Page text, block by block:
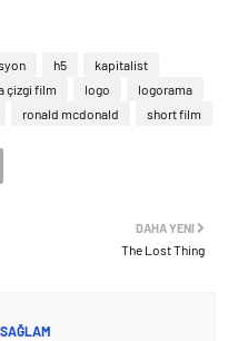
h5
kapitalist
çizgi film logo
logorama
ronald mcdonald short film
DAHA YENI
The Lost Thing